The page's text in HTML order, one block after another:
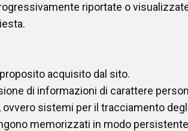
riportate o
acquisito dal sito.
di informazioni di carattere
sistemi per il tracciamento
memorizzati in modo